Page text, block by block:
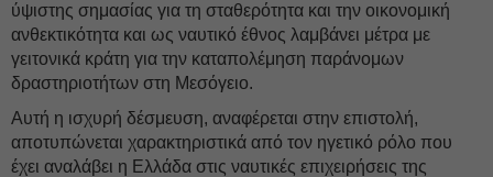
ύψιστης σημασίας για τη σταθερότητα και την οικονομική
ανθεκτικότητα και ως ναυτικό έθνος λαμβάνει μέτρα με
γειτονικά κράτη για την καταπολέμηση παράνομων
δραστηριοτήτων στη Μεσόγειο.
Αυτή η ισχυρή δέσμευση, αναφέρεται στην επιστολή,
αποτυπώνεται χαρακτηριστικά από τον ηγετικό ρόλο που
έχει αναλάβει η Ελλάδα στις ναυτικές επιχειρήσεις της